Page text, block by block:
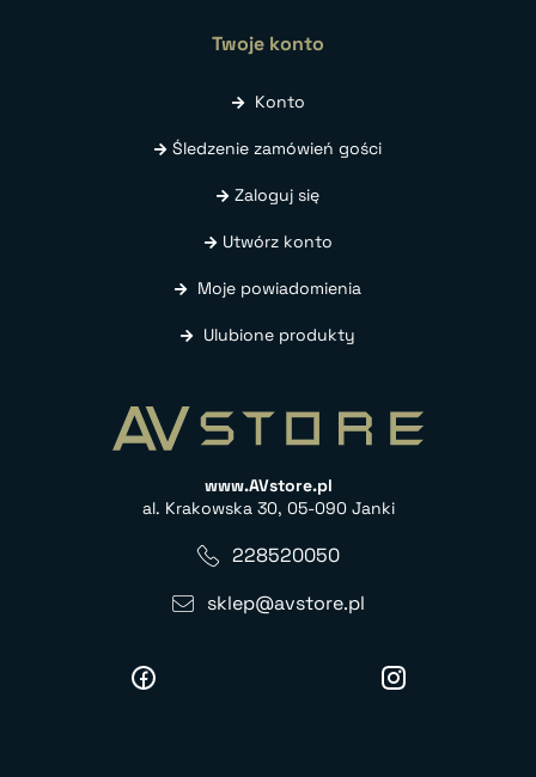
Twoje konto
Konto
Śledzenie zamówień gości
Zaloguj się
Utwórz konto
Moje powiadomienia
Ulubione produkty
www.AVstore.pl
al. Krakowska 30, 05-090 Janki
228520050
sklep@avstore.pl